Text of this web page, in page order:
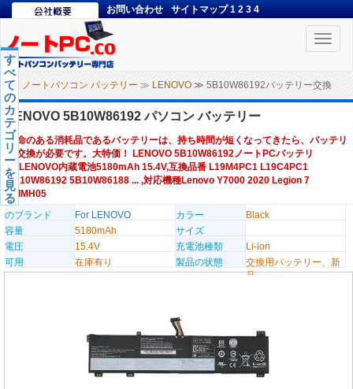
お問い合わせ サイトマップ 1 2 3 4
Toggle
ノートパソコン バッテリー ≫ LENOVO ≫ 5B10W86192バッテリー交換
す
べ
て
の
カ
テ
ゴ
リ
ー
を
見
る
LENOVO 5B10W86192 パソコン バッテリー
寿命のある消耗品であるバッテリーは、持ち時間が短くなってきたら、バッテリ
ー交換が必要です。大特価！ LENOVO 5B10W86192ノートPCバッテリ
ー,LENOVO内蔵電池5180mAh 15.4V,互換品番 L19M4PC1 L19C4PC1
5B10W86192 5B10W86188 ... ,対応機種Lenovo Y7000 2020 Legion 7
15IMH05
のブランド
For LENOVO カラー
Black
容量
5180mAh
サイズ
電圧
15.4V 充電池種類
Li-ion
可用
在庫有り 製品の状態
交換用バッテリー、新
品